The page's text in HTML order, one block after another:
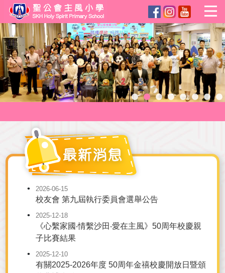
2026-06-15
校友會 第九屆執行委員會選舉公告
2025-12-18
《心繫家國‧情繫沙田‧愛在主風》50周年校慶親
子比賽結果
2025-12-10
有關2025-2026年度 50周年金禧校慶開放日暨頒